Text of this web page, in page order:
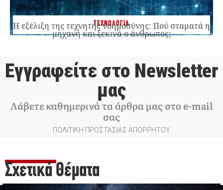
ΤΕΧΝΟΛΟΓΙΑ
Η εξέλιξη της τεχνητής νοημοσύνης: Πού σταματά η
μηχανή και ξεκινά ο άνθρωπος;
Εγγραφείτε στο Newsletter
μας
Λάβετε καθημερινά τα άρθρα μας στο e-mail
σας
ΠΟΛΙΤΙΚΗ ΠΡΟΣΤΑΣΙΑΣ ΑΠΟΡΡΗΤΟΥ
Σχετικά Θέματα